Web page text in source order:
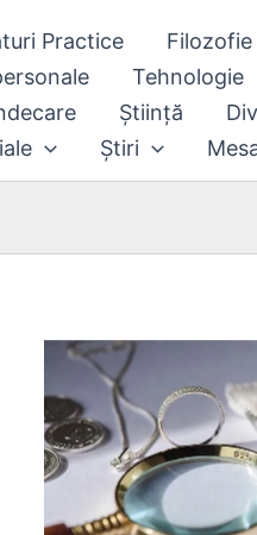
Practice
Filozofie
Tehnologie
Știință
Știri